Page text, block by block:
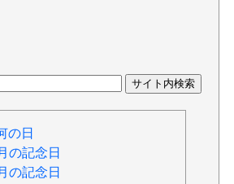
の日
の記念日
の記念日